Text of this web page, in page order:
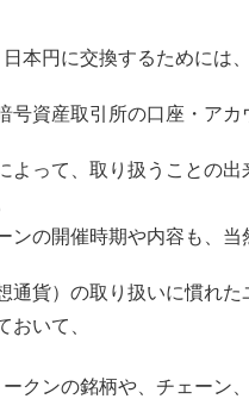
本円に交換するためには、
号資産取引所の口座・アカ
よって、取り扱うことの
ンの開催時期や内容も、当
通貨）の取り扱いに慣れ
おいて、
クンの銘柄や、チェーン、